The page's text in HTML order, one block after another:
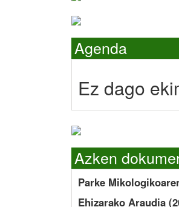
Agenda
Ez dago
Azken
Parke
Ehizarako Araudia